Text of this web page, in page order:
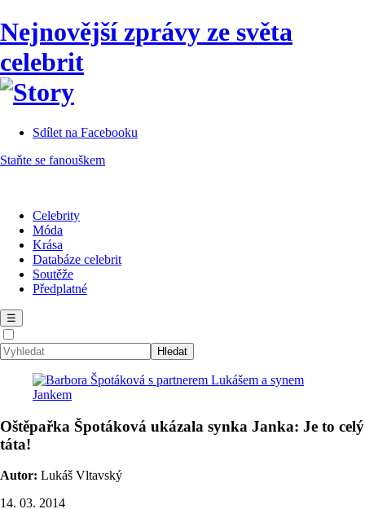
Nejnovější zprávy ze světa
celebrit
Sdílet na Facebooku
Staňte se fanouškem
Celebrity
Móda
Krása
Databáze celebrit
Soutěže
Předplatné
☰
Oštěpařka Špotáková ukázala synka Janka: Je to celý
táta!
Autor: Lukáš Vltavský
14. 03. 2014